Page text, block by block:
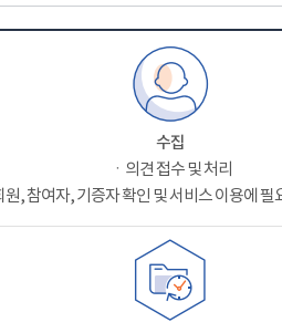
수집
ㆍ의견 접수 및 처리
원, 참여자, 기증자 확인 및 서비스 이용에 필